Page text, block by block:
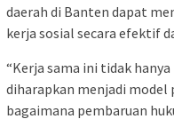
daerah di Banten dapat
kerja sosial secara efektif
“Kerja sama ini tidak
diharapkan menjadi
bagaimana pembaruan